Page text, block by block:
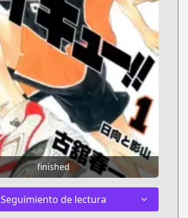
finished
Seguimiento de lectura